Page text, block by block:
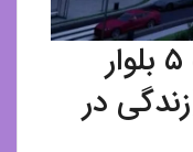
لوکیشن برج بقیه الله ۵ بلوار
منطقه ۲۲ (زندگی در